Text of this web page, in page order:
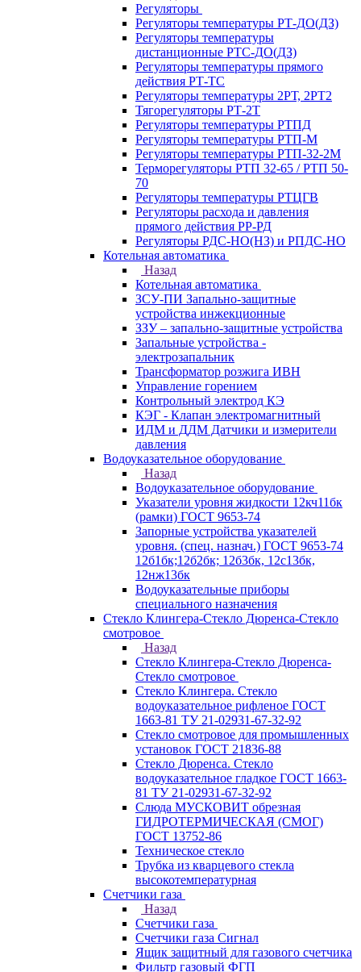
Регуляторы
Регуляторы температуры РТ-ДО(ДЗ)
Регуляторы температуры
дистанционные РТС-ДО(ДЗ)
Регуляторы температуры прямого
действия РТ-ТС
Регуляторы температуры 2РТ, 2РT2
Тягорегуляторы РТ-2Т
Регуляторы температуры РТПД
Регуляторы температуры РТП-M
Регуляторы температуры РТП-32-2М
Терморегуляторы РТП 32-65 / РТП 50-
70
Регуляторы температуры РТЦГВ
Регуляторы расхода и давления
прямого действия РР-РД
Регуляторы РДС-НО(НЗ) и РПДС-НО
Котельная автоматика
Назад
Котельная автоматика
ЗСУ-ПИ Запально-защитные
устройства инжекционные
ЗЗУ – запально-защитные устройства
Запальные устройства -
электрозапальник
Трансформатор розжига ИВН
Управление горением
Контрольный электрод КЭ
КЭГ - Клапан электромагнитный
ИДМ и ДДМ Датчики и измерители
давления
Водоуказательное оборудование
Назад
Водоуказательное оборудование
Указатели уровня жидкости 12кч11бк
(рамки) ГОСТ 9653-74
Запорные устройства указателей
уровня. (спец. назнач.) ГОСТ 9653-74
12б1бк;12б2бк; 12б3бк, 12с13бк,
12нж13бк
Водоуказательные приборы
специального назначения
Стекло Клингера-Стекло Дюренса-Стекло
смотровое
Назад
Стекло Клингера-Стекло Дюренса-
Стекло смотровое
Стекло Клингера. Стекло
водоуказательное рифленое ГОСТ
1663-81 ТУ 21-02931-67-32-92
Стекло смотровое для промышленных
установок ГОСТ 21836-88
Стекло Дюренса. Стекло
водоуказательное гладкое ГОСТ 1663-
81 ТУ 21-02931-67-32-92
Слюда МУСКОВИТ обрезная
ГИДРОТЕРМИЧЕСКАЯ (СМОГ)
ГОСТ 13752-86
Техническое стекло
Трубка из кварцевого стекла
высокотемпературная
Счетчики газа
Назад
Счетчики газа
Счетчики газа Сигнал
Ящик защитный для газового счетчика
Фильтр газовый ФГП